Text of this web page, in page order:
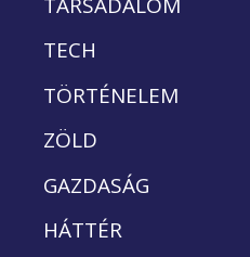
TECH
TÖRTÉNELEM
ZÖLD
GAZDASÁG
HÁTTÉR